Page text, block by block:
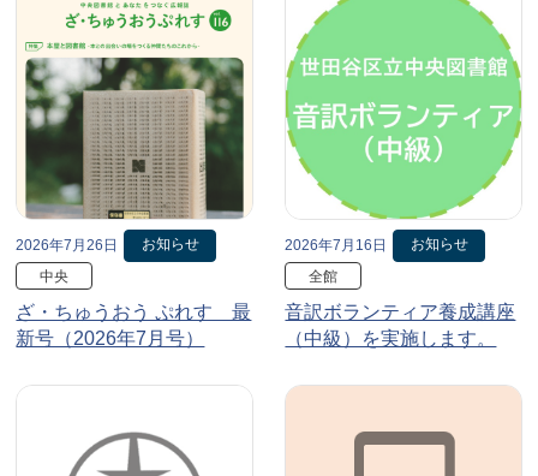
2026年7月26日
お知らせ
中央
ざ・ちゅうおう ぷれす 最
新号（2026年7月号）
2026年7月16日
お知らせ
全館
音訳ボランティア養成講座
（中級）を実施します。